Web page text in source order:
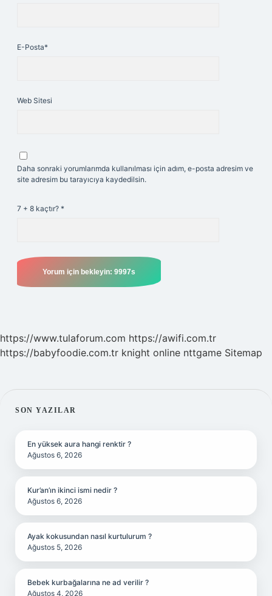
E-Posta*
Web Sitesi
Daha sonraki yorumlarımda kullanılması için adım, e-posta adresim ve
site adresim bu tarayıcıya kaydedilsin.
7 + 8 kaçtır? *
https://www.tulaforum.com https://awifi.com.tr
https://babyfoodie.com.tr knight online nttgame Sitemap
SIDEBAR
SON YAZILAR
En yüksek aura hangi renktir ?
Ağustos 6, 2026
Kur’an’ın ikinci ismi nedir ?
Ağustos 6, 2026
Ayak kokusundan nasıl kurtulurum ?
Ağustos 5, 2026
Bebek kurbağalarına ne ad verilir ?
Ağustos 4, 2026